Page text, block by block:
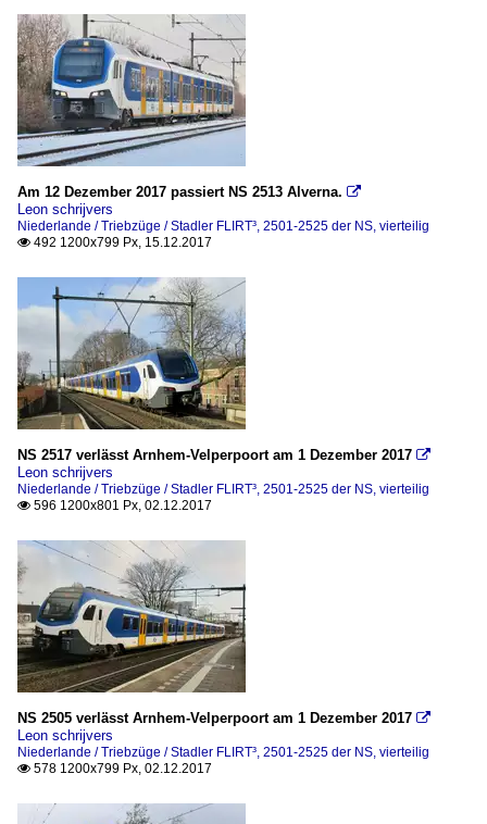
Am 12 Dezember 2017 passiert NS 2513 Alverna. 
Leon schrijvers
Niederlande / Triebzüge / Stadler FLIRT³, 2501-2525 der NS, vierteilig
 492 1200x799 Px, 15.12.2017
NS 2517 verlässt Arnhem-Velperpoort am 1 Dezember 2017 
Leon schrijvers
Niederlande / Triebzüge / Stadler FLIRT³, 2501-2525 der NS, vierteilig
 596 1200x801 Px, 02.12.2017
NS 2505 verlässt Arnhem-Velperpoort am 1 Dezember 2017 
Leon schrijvers
Niederlande / Triebzüge / Stadler FLIRT³, 2501-2525 der NS, vierteilig
 578 1200x799 Px, 02.12.2017